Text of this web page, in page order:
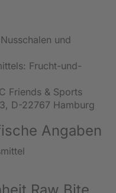
und
Frucht-und-
Friends & Sports
D-22767 Hamburg
Angaben
Raw Bite